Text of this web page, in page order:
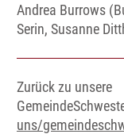
Andrea Burrows
Serin, Susanne
Zurück zu unsere
uns/